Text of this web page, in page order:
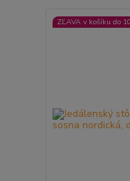
ZĽAVA v košíku do